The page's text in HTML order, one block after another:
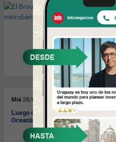
Mié 28/04/2010
Luego de dos años el Hotel
Oceanía sigue en el “freezer”.